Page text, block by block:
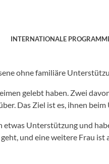
INTERNATIONALE
ohne familiäre
gelebt haben. Zwei
Das Ziel ist es, ihnen
Unterstützung und
und eine weitere Frau